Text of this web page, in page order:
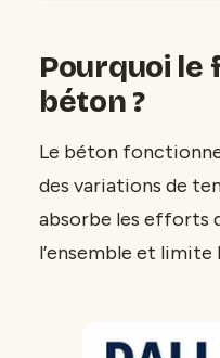
Pourquoi le
béton ?
Le béton
des variations de
absorbe les efforts
l’ensemble et